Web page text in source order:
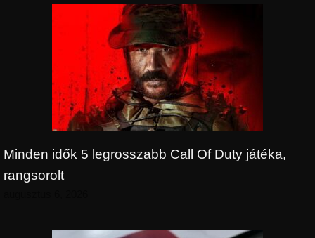
Minden idők 5 legrosszabb Call Of Duty játéka,
rangsorolt